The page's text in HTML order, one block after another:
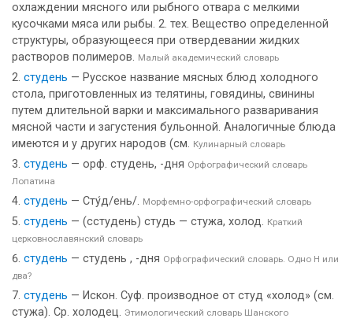
охлаждении мясного или рыбного отвара с мелкими
кусочками мяса или рыбы. 2. тех. Вещество определенной
структуры, образующееся при отвердевании жидких
растворов полимеров. Малый академический словарь
студень — Русское название мясных блюд холодного
стола, приготовленных из телятины, говядины, свинины
путем длительной варки и максимального разваривания
мясной части и загустения бульонной. Аналогичные блюда
имеются и у других народов (см. Кулинарный словарь
студень — орф. студень, -дня Орфографический словарь
Лопатина
студень — Сту́д/ень/. Морфемно-орфографический словарь
студень — (сстудень) студь — стужа, холод. Краткий
церковнославянский словарь
студень — студень , -дня Орфографический словарь. Одно Н или
два?
студень — Искон. Суф. производное от студ «холод» (см.
стужа). Ср. холодец. Этимологический словарь Шанского